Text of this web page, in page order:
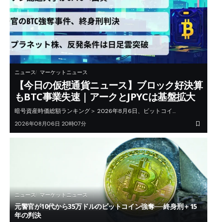
ニュース マーケットニュース
【今日の仮想通貨ニュース】ブロック好決算
もBTC事業失速｜アークとJPYCは基盤拡大
暗号資産時価総額ランキング＞ 2026年8月6日、ビットコイ…
2026年08月06日 20時07分
ニュース マーケットニュース
元警官が10代から35万ドルのビットコイン強奪──終身刑＋15
年の判決